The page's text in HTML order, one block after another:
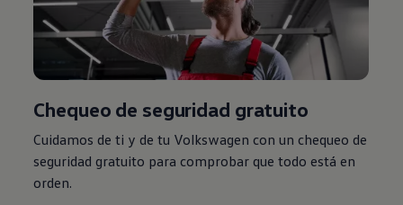
Chequeo de seguridad gratuito
Cuidamos de ti y de tu Volkswagen con un chequeo de
seguridad gratuito para comprobar que todo está en
orden.